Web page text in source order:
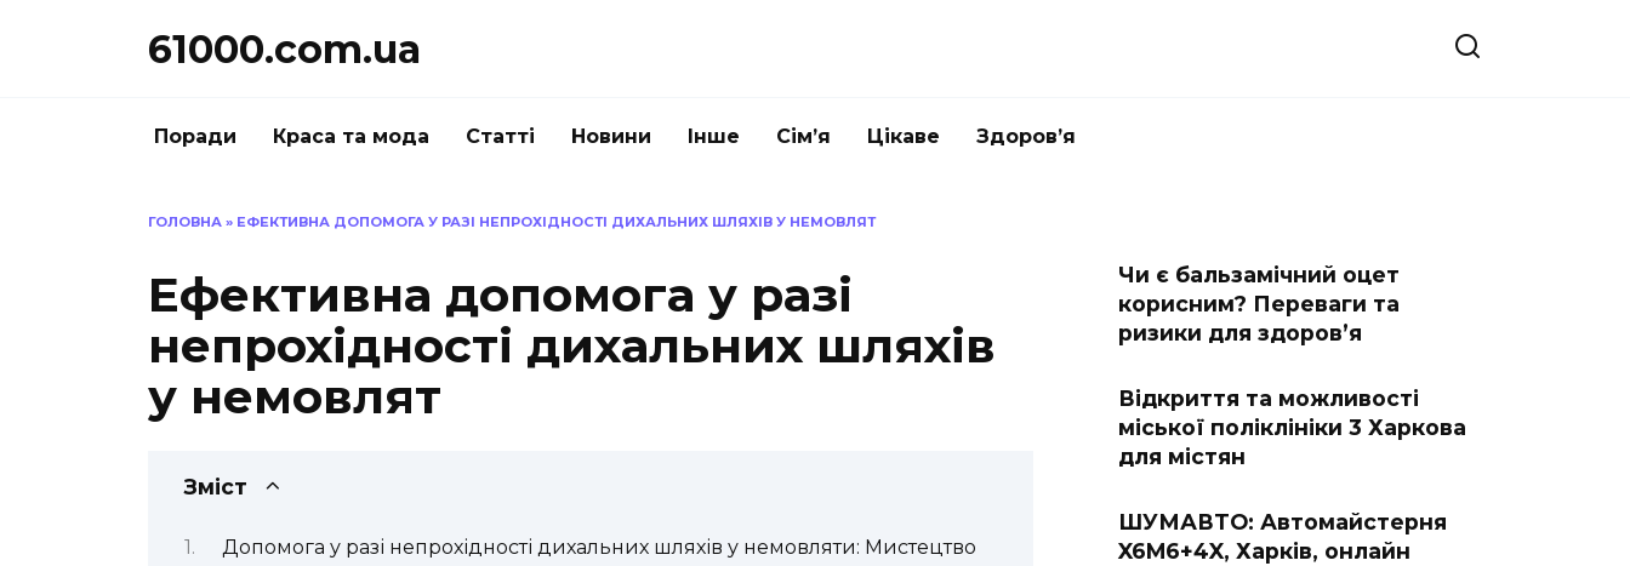
61000.com.ua
Поради Краса та мода Статті Новини Інше Сім’я Цікаве Здоров’я
ГОЛОВНА » ЕФЕКТИВНА ДОПОМОГА У РАЗІ НЕПРОХІДНОСТІ ДИХАЛЬНИХ ШЛЯХІВ У НЕМОВЛЯТ
Ефективна допомога у разі
непрохідності дихальних шляхів
у немовлят
Зміст
Допомога у разі непрохідності дихальних шляхів у немовляти: Мистецтво
Чи є бальзамічний оцет
корисним? Переваги та
ризики для здоров’я
Відкриття та можливості
міської поліклініки 3 Харкова
для містян
ШУМАВТО: Автомайстерня
X6M6+4X, Харків, онлайн